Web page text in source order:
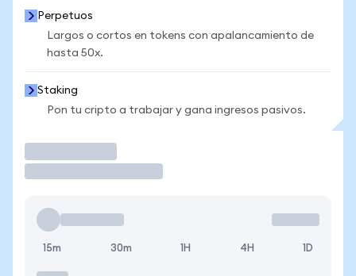
Perpetuos
Largos o cortos en tokens con apalancamiento de
hasta 50x.
Staking
Pon tu cripto a trabajar y gana ingresos pasivos.
15m 30m 1H 4H 1D